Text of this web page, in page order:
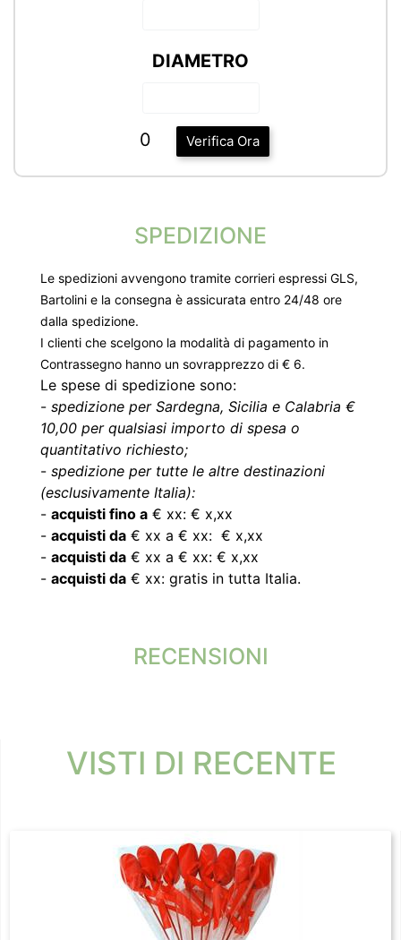
DIAMETRO
Verifica Ora
0
SPEDIZIONE
Le spedizioni avvengono tramite corrieri espressi GLS,
Bartolini e la consegna è assicurata entro 24/48 ore
dalla spedizione.
I clienti che scelgono la modalità di pagamento in
Contrassegno hanno un sovrapprezzo di € 6.
Le spese di spedizione sono:
- spedizione per Sardegna, Sicilia e Calabria €
10,00 per qualsiasi importo di spesa o
quantitativo richiesto;
- spedizione per tutte le altre destinazioni
(esclusivamente Italia):
- acquisti fino a € xx: € x,xx
- acquisti da € xx a € xx: € x,xx
- acquisti da € xx a € xx: € x,xx
- acquisti da € xx: gratis in tutta Italia.
RECENSIONI
VISTI DI RECENTE